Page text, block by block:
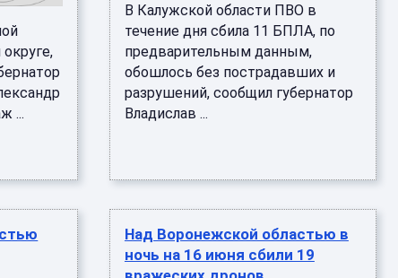
...
В Калужской области ПВО в
течение дня сбила 11 БПЛА, по
предварительным данным,
обошлось без пострадавших и
разрушений, сообщил губернатор
Владислав ...
Над Воронежской областью в
ночь на 16 июня сбили 19